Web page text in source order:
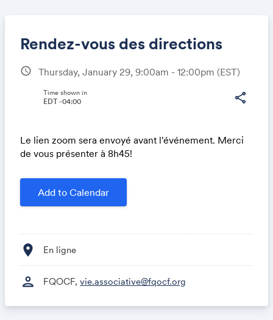
Rendez-vous des directions
schedule Thursday, January 29, 9:00am - 12:00pm (EST)
share
Time shown in
EDT -04:00
Le lien zoom sera envoyé avant l'événement. Merci
de vous présenter à 8h45!
Add to Calendar
location_on En ligne
person FQOCF, vie.associative@fqocf.org
Share
Link: